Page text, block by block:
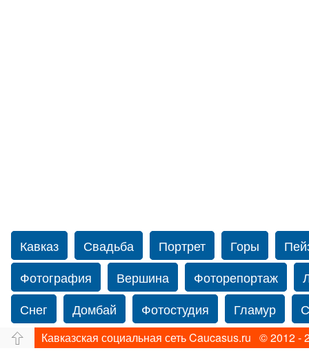
Кавказ Свадьба Портрет Горы
Фотография
Вершина Фоторепортаж
Снег
Домбай Фотостудия Гламур
Путешествие
Перевал Ущелье
Кавказская социальная сеть Caucasus.ru © 2012 -